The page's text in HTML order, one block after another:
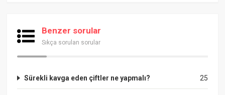
Benzer sorular
Sıkça sorulan sorular
25
Sürekli kavga eden çiftler ne yapmalı?